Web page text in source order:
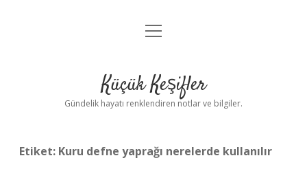
Anasayfa
Yasal Uyarı
menüyü
Küçük Keşifler
Gündelik hayatı renklendiren notlar ve bilgiler.
Etiket: Kuru defne yaprağı nerelerde kullanılır